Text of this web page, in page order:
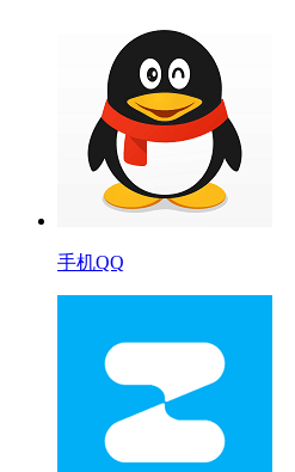
手机QQ